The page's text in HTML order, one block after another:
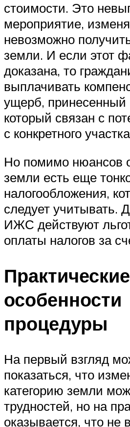
стоимости. Это
мероприятие,
невозможно
земли. И если этот
доказана, то
выплачивать
ущерб, принесенный
который связан с
с конкретного
Но помимо нюансов
земли есть еще
налогообложения,
следует учитывать.
ИЖС действуют
оплаты налогов за
Практические
особенности
процедуры
На первый взгляд
показаться, что
категорию земли
трудностей, но на
оказывается, что не